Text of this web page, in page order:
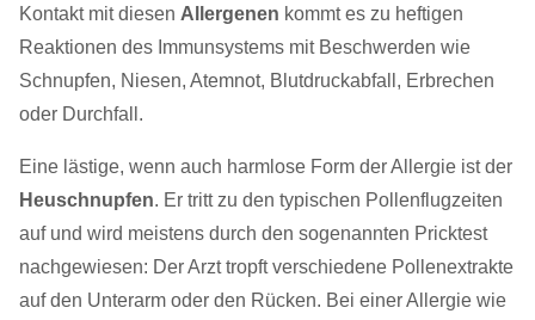
Kontakt mit diesen Allergenen kommt es zu heftigen
Reaktionen des Immunsystems mit Beschwerden wie
Schnupfen, Niesen, Atemnot, Blutdruckabfall, Erbrechen
oder Durchfall.
Eine lästige, wenn auch harmlose Form der Allergie ist der
Heuschnupfen. Er tritt zu den typischen Pollenflugzeiten
auf und wird meistens durch den sogenannten Pricktest
nachgewiesen: Der Arzt tropft verschiedene Pollenextrakte
auf den Unterarm oder den Rücken. Bei einer Allergie wie